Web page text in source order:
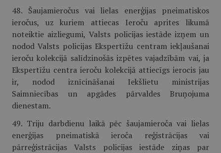
48. Šaujamieročus vai lielas enerģijas pneimatiskos
ieročus, uz kuriem attiecas Ieroču aprites likumā
noteiktie aizliegumi, Valsts policijas iestāde izņem un
nodod Valsts policijas Ekspertīžu centram iekļaušanai
ieroču kolekcijā salīdzinošās izpētes vajadzībām vai, ja
Ekspertīžu centra ieroču kolekcijā attiecīgs ierocis jau
ir, nodod iznīcināšanai Iekšlietu ministrijas
Saimniecības un apgādes pārvaldes Bruņojuma
dienestam.
49. Triju darbdienu laikā pēc šaujamieroča vai lielas
enerģijas pneimatiskā ieroča reģistrācijas vai
pārreģistrācijas Valsts policijas iestāde ziņas par